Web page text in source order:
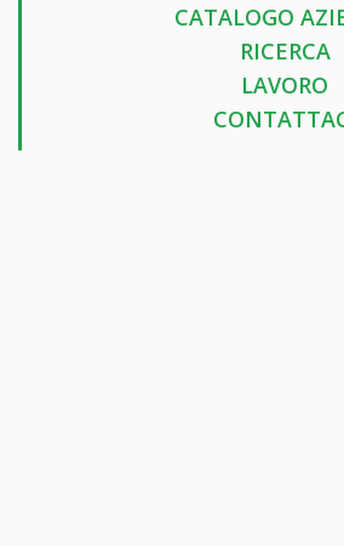
CATALOGO
RICERCA
LAVORO